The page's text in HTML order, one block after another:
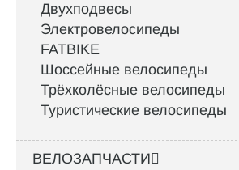
Двухподвесы
Электровелосипеды
FATBIKE
Шоссейные велосипеды
Трёхколёсные велосипеды
Туристические велосипеды
ВЕЛОЗАПЧАСТИ